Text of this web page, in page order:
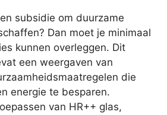
subsidie om duurzame
Dan moet je minimaal
kunnen overleggen. Dit
een weergaven van
die
energie te besparen.
van HR++ glas,